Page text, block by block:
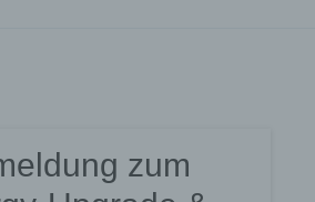
(3) die Internetseite,
System auf unsere